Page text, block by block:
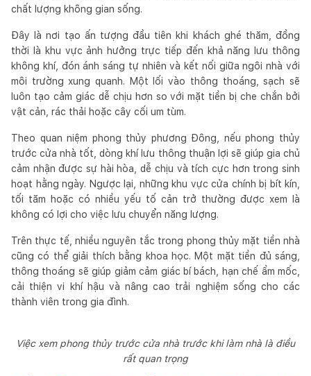
chất lượng không gian sống.
Đây là nơi tạo ấn tượng đầu tiên khi khách ghé thăm, đồng
thời là khu vực ảnh hưởng trực tiếp đến khả năng lưu thông
không khí, đón ánh sáng tự nhiên và kết nối giữa ngôi nhà với
môi trường xung quanh. Một lối vào thông thoáng, sạch sẽ
luôn tạo cảm giác dễ chịu hơn so với mặt tiền bị che chắn bởi
vật cản, rác thải hoặc cây cối um tùm.
Theo quan niệm phong thủy phương Đông, nếu phong thủy
trước cửa nhà tốt, dòng khí lưu thông thuận lợi sẽ giúp gia chủ
cảm nhận được sự hài hòa, dễ chịu và tích cực hơn trong sinh
hoạt hằng ngày. Ngược lại, những khu vực cửa chính bị bít kín,
tối tăm hoặc có nhiều yếu tố cản trở thường được xem là
không có lợi cho việc lưu chuyển năng lượng.
Trên thực tế, nhiều nguyên tắc trong phong thủy mặt tiền nhà
cũng có thể giải thích bằng khoa học. Một mặt tiền đủ sáng,
thông thoáng sẽ giúp giảm cảm giác bí bách, hạn chế ẩm mốc,
cải thiện vi khí hậu và nâng cao trải nghiệm sống cho các
thành viên trong gia đình.
Việc xem phong thủy trước cửa nhà trước khi làm nhà là điều
rất quan trọng